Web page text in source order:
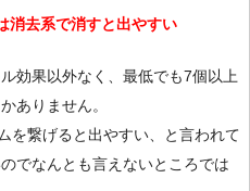
消去系で消すと出やすい
効果以外なく、最低でも7個以上
ありません。
を繋げると出やすい、と言われて
でなんとも言えないところでは